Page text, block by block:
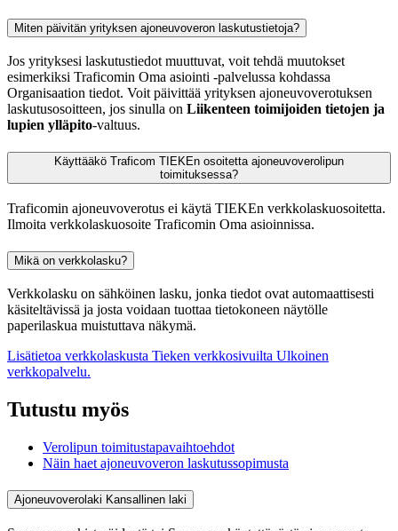
Miten päivitän yrityksen ajoneuvoveron laskutustietoja?
Jos yrityksesi laskutustiedot muuttuvat, voit tehdä muutokset
esimerkiksi Traficomin Oma asiointi -palvelussa kohdassa
Organisaation tiedot. Voit päivittää yrityksen ajoneuvoverotuksen
laskutusosoitteen, jos sinulla on Liikenteen toimijoiden tietojen ja
lupien ylläpito-valtuus.
Käyttääkö Traficom TIEKEn osoitetta ajoneuvoverolipun
toimituksessa?
Traficomin ajoneuvoverotus ei käytä TIEKEn verkkolaskuosoitetta.
Ilmoita verkkolaskuosoite Traficomin Oma asioinnissa.
Mikä on verkkolasku?
Verkkolasku on sähköinen lasku, jonka tiedot ovat automaattisesti
käsiteltävissä ja josta voidaan tuottaa tietokoneen näytölle
paperilaskua muistuttava näkymä.
Lisätietoa verkkolaskusta Tieken verkkosivuilta Ulkoinen
verkkopalvelu.
Tutustu myös
Verolipun toimitustapavaihtoehdot
Näin haet ajoneuvoveron laskutussopimusta
Ajoneuvoverolaki Kansallinen laki